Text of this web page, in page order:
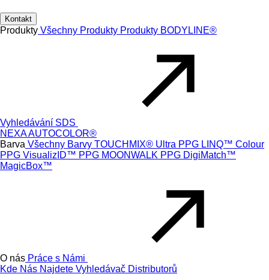
Kontakt
Produkty Všechny Produkty Produkty BODYLINE®
Vyhledávání SDS
NEXA AUTOCOLOR®
Barva Všechny Barvy TOUCHMIX® Ultra PPG LINQ™ Colour
PPG VisualizID™ PPG MOONWALK PPG DigiMatch™
MagicBox™
O nás Práce s Námi
Kde Nás Najdete Vyhledávač Distributorů